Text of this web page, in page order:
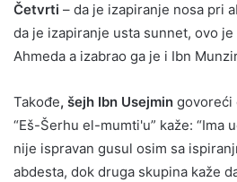
Četvrti – da je izapiranje nosa pri
da je izapiranje usta sunnet, ovo
Ahmeda a izabrao ga je i Ibn
Takođe, šejh Ibn Usejmin govoreći
“Eš-Šerhu el-mumti'u” kaže: “Ima
nije ispravan gusul osim sa
abdesta, dok druga skupina kaže